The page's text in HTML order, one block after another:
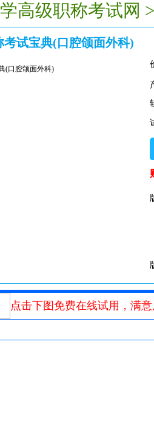
高级职称考试网
考试宝典(口腔颌面外科)
点击下图免费在线试用，满